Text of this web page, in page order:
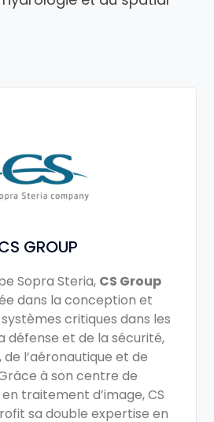
GROUP
Sopra Steria, CS Group
dans la conception et
critiques dans les
défense et de la sécurité,
de l’aéronautique et de
à son centre de
traitement d’image, CS
sa double expertise en